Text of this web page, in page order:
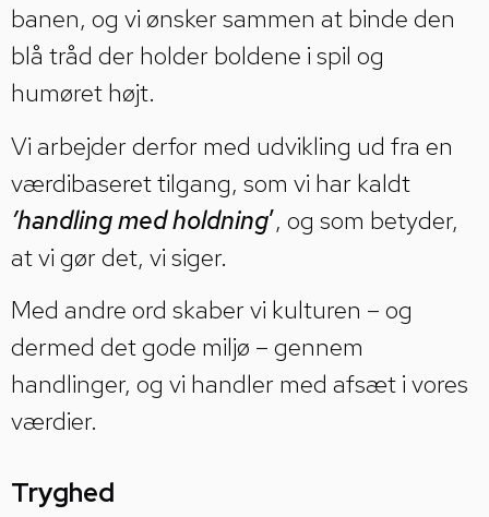
banen, og vi ønsker sammen at binde den
blå tråd der holder boldene i spil og
humøret højt.
Vi arbejder derfor med udvikling ud fra en
værdibaseret tilgang, som vi har kaldt
’handling med holdning’, og som betyder,
at vi gør det, vi siger.
Med andre ord skaber vi kulturen – og
dermed det gode miljø – gennem
handlinger, og vi handler med afsæt i vores
værdier.
Tryghed